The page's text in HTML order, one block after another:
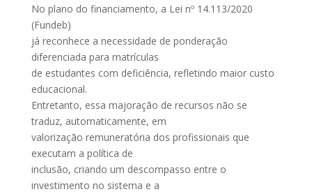
No plano do financiamento, a Lei nº 14.113/2020
(Fundeb)
já reconhece a necessidade de ponderação
diferenciada para matrículas
de estudantes com deficiência, refletindo maior custo
educacional.
Entretanto, essa majoração de recursos não se
traduz, automaticamente, em
valorização remuneratória dos profissionais que
executam a política de
inclusão, criando um descompasso entre o
investimento no sistema e a